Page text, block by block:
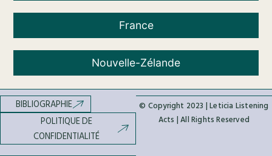
France
Nouvelle-Zélande
BIBLIOGRAPHIE
POLITIQUE DE
CONFIDENTIALITÉ
© Copyright 2023 | Leticia Listening
Acts | All Rights Reserved